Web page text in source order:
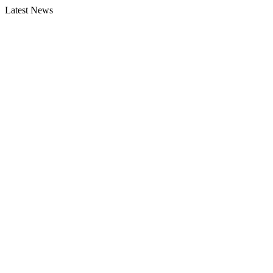
Latest News